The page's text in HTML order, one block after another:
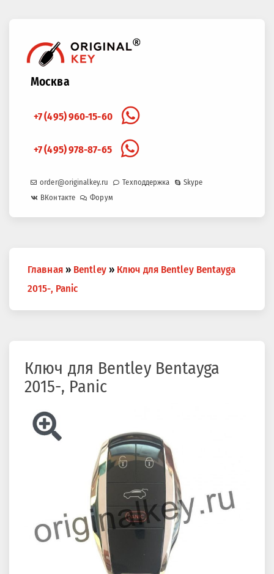
Москва
+7 (495) 960-15-60
+7 (495) 978-87-65
order@originalkey.ru Техподдержка
Skype
ВКонтакте
Форум
здесь
Главная » Bentley » Ключ для Bentley Bentayga
2015-, Panic
Ключ для Bentley Bentayga
2015-, Panic